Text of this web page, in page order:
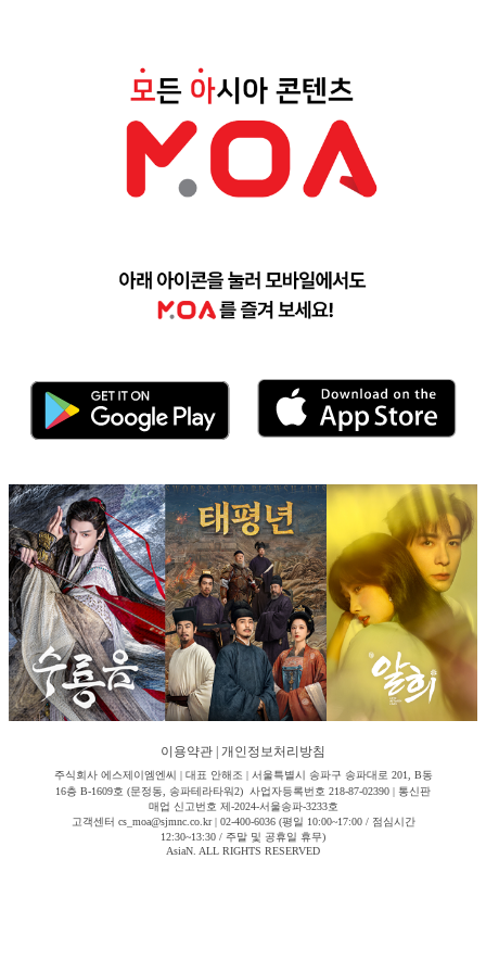
이용약관 개인정보처리방침
주식회사 에스제이엠엔씨 | 대표 안해조 | 서울특별시 송파구 송파대로 201, B동
16층 B-1609호 (문정동, 송파테라타워2) 사업자등록번호 218-87-02390 | 통신판
매업 신고번호 제-2024-서울송파-3233호
고객센터 cs_moa@sjmnc.co.kr | 02-400-6036 (평일 10:00~17:00 / 점심시간
12:30~13:30 / 주말 및 공휴일 휴무)
AsiaN. ALL RIGHTS RESERVED